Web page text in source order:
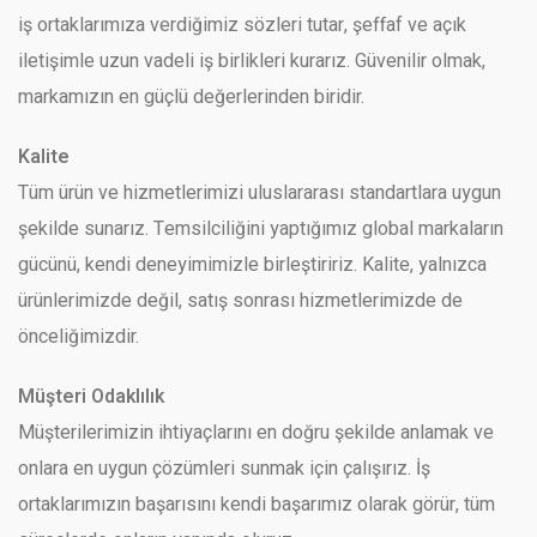
iş ortaklarımıza verdiğimiz sözleri tutar, şeffaf ve açık
iletişimle uzun vadeli iş birlikleri kurarız. Güvenilir olmak,
markamızın en güçlü değerlerinden biridir.
Kalite
Tüm ürün ve hizmetlerimizi uluslararası standartlara uygun
şekilde sunarız. Temsilciliğini yaptığımız global markaların
gücünü, kendi deneyimimizle birleştiririz. Kalite, yalnızca
ürünlerimizde değil, satış sonrası hizmetlerimizde de
önceliğimizdir.
Müşteri Odaklılık
Müşterilerimizin ihtiyaçlarını en doğru şekilde anlamak ve
onlara en uygun çözümleri sunmak için çalışırız. İş
ortaklarımızın başarısını kendi başarımız olarak görür, tüm